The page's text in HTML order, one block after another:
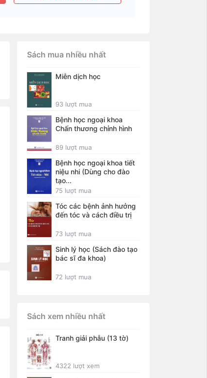
Sách mua nhiều nhất
Miễn dịch học
93 lượt mua
Bệnh học ngoại khoa
Chấn thương chỉnh hình
89 lượt mua
Bệnh học ngoại khoa tiết
niệu nhi (Dùng cho đào
tạo...
75 lượt mua
Tóc các bệnh ảnh hưởng
đến tóc và cách điều trị
73 lượt mua
Sinh lý học (Sách đào tạo
bác sĩ đa khoa)
72 lượt mua
Sách xem nhiều nhất
Tranh giải phẫu (13 tờ)
4322 lượt xem